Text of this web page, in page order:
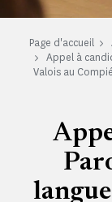
Page d'accueil
Appel à
Valois au